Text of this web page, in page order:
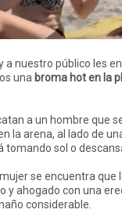
a nuestro público les
una broma hot en la
a un hombre que
la arena, al lado de
tomando sol o
se encuentra que
y ahogado con una
considerable.